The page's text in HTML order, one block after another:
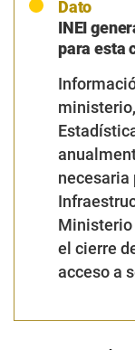
necesaria
el cierre
acceso a
¿Por qué